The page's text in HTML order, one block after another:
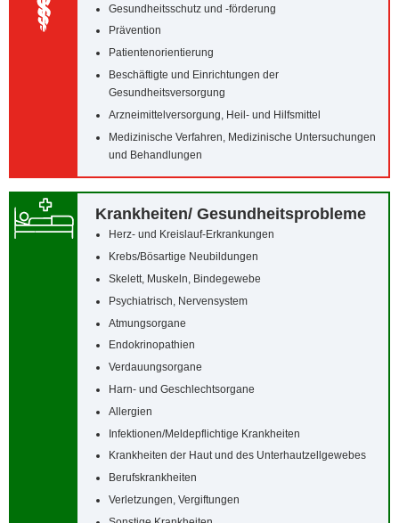
Gesundheitsschutz und -förderung
Prävention
Patientenorientierung
Beschäftigte und Einrichtungen der
Gesundheitsversorgung
Arzneimittelversorgung, Heil- und Hilfsmittel
Medizinische Verfahren, Medizinische Untersuchungen
und Behandlungen
Krankheiten/‌ Gesundheitsprobleme
Herz- und Kreislauf-Erkrankungen
Krebs/‌Bösartige Neubildungen
Skelett, Muskeln, Bindegewebe
Psychiatrisch, Nervensystem
Atmungsorgane
Endokrinopathien
Verdauungsorgane
Harn- und Geschlechtsorgane
Allergien
Infektionen/‌Meldepflichtige Krankheiten
Krankheiten der Haut und des Unterhautzellgewebes
Berufskrankheiten
Verletzungen, Vergiftungen